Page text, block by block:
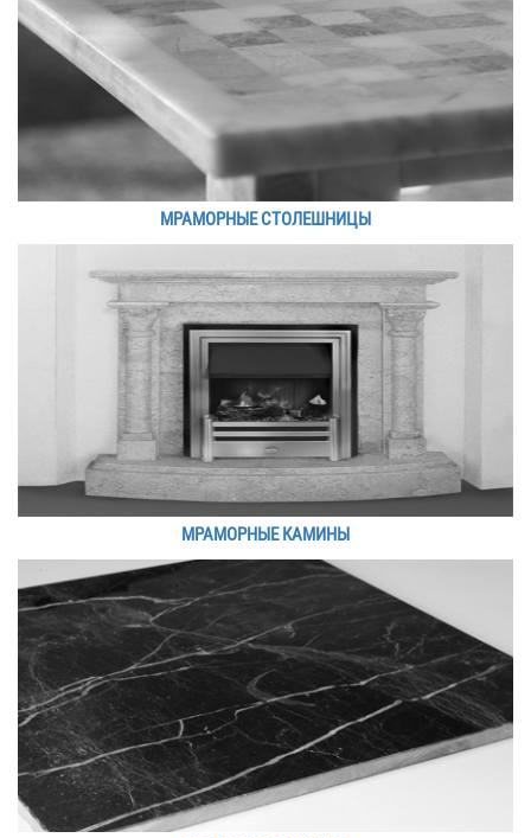
МРАМОРНЫЕ СТОЛЕШНИЦЫ
МРАМОРНЫЕ КАМИНЫ